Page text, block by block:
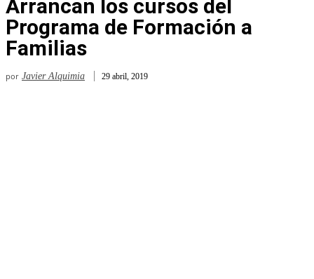
Arrancan los cursos del
Programa de Formación a
Familias
por Javier Alquimia 29 abril, 2019